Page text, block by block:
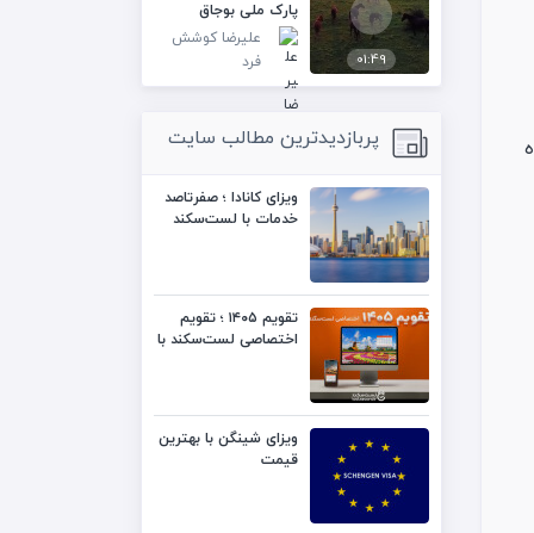
01:49
پارک ملی بوجاق
علیرضا کوشش
فرد
پربازدیدترین مطالب سایت
ویزای کانادا ؛ صفرتاصد
خدمات با لست‌سکند
تقویم ۱۴۰۵ ؛ تقویم
اختصاصی لست‌سکند با
ویزای شینگن با بهترین
قیمت